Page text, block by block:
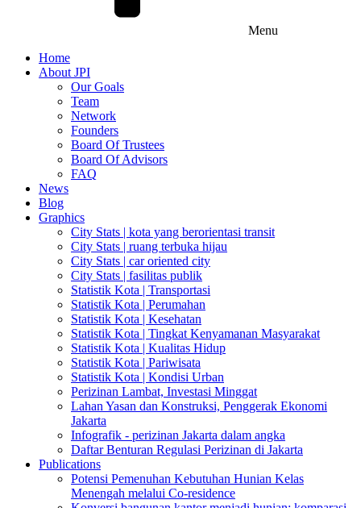
Menu
Home
About JPI
Our Goals
Team
Network
Founders
Board Of Trustees
Board Of Advisors
FAQ
News
Blog
Graphics
City Stats | kota yang berorientasi transit
City Stats | ruang terbuka hijau
City Stats | car oriented city
City Stats | fasilitas publik
Statistik Kota | Transportasi
Statistik Kota | Perumahan
Statistik Kota | Kesehatan
Statistik Kota | Tingkat Kenyamanan Masyarakat
Statistik Kota | Kualitas Hidup
Statistik Kota | Pariwisata
Statistik Kota | Kondisi Urban
Perizinan Lambat, Investasi Minggat
Lahan Yasan dan Konstruksi, Penggerak Ekonomi
Jakarta
Infografik - perizinan Jakarta dalam angka
Daftar Benturan Regulasi Perizinan di Jakarta
Publications
Potensi Pemenuhan Kebutuhan Hunian Kelas
Menengah melalui Co-residence